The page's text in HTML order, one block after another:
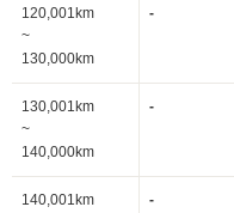
120,001km
~
130,000km
-
130,001km
~
140,000km
-
140,001km
-